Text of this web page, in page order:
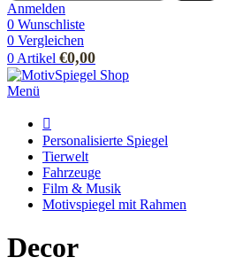
Anmelden
0 Wunschliste
0 Vergleichen
0 Artikel €0,00
Menü
Personalisierte Spiegel
Tierwelt
Fahrzeuge
Film & Musik
Motivspiegel mit Rahmen
Decor